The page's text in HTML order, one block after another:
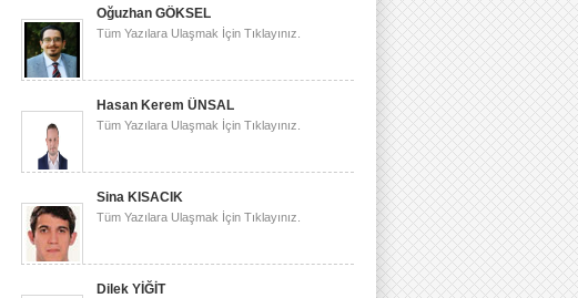
Oğuzhan GÖKSEL
Tüm Yazılara Ulaşmak İçin Tıklayınız.
Hasan Kerem ÜNSAL
Tüm Yazılara Ulaşmak İçin Tıklayınız.
Sina KISACIK
Tüm Yazılara Ulaşmak İçin Tıklayınız.
Dilek YİĞİT